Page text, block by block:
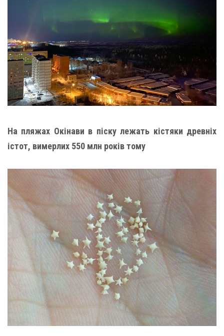
На пляжах Окінави в піску лежать кістяки древніх
істот, вимерлих 550 млн років тому